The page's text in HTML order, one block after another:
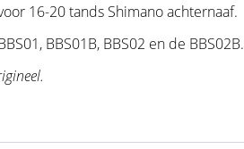
16-20 tands Shimano achternaaf.
BBS01B, BBS02 en de BBS02B.